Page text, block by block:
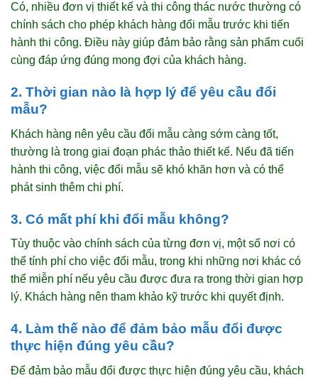
Có, nhiều đơn vị thiết kế và thi công thác nước thường có
chính sách cho phép khách hàng đổi mẫu trước khi tiến
hành thi công. Điều này giúp đảm bảo rằng sản phẩm cuối
cùng đáp ứng đúng mong đợi của khách hàng.
2. Thời gian nào là hợp lý để yêu cầu đổi
mẫu?
Khách hàng nên yêu cầu đổi mẫu càng sớm càng tốt,
thường là trong giai đoạn phác thảo thiết kế. Nếu đã tiến
hành thi công, việc đổi mẫu sẽ khó khăn hơn và có thể
phát sinh thêm chi phí.
3. Có mất phí khi đổi mẫu không?
Tùy thuộc vào chính sách của từng đơn vị, một số nơi có
thể tính phí cho việc đổi mẫu, trong khi những nơi khác có
thể miễn phí nếu yêu cầu được đưa ra trong thời gian hợp
lý. Khách hàng nên tham khảo kỹ trước khi quyết định.
4. Làm thế nào để đảm bảo mẫu đổi được
thực hiện đúng yêu cầu?
Để đảm bảo mẫu đổi được thực hiện đúng yêu cầu, khách